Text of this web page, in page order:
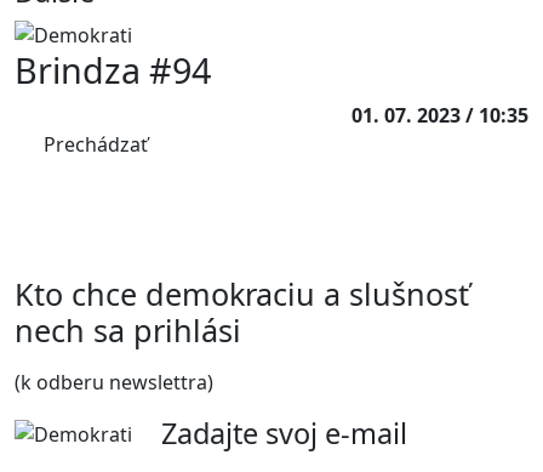
Prechádzať
Brindza #94
01. 07. 2023 / 10:35
Kto chce demokraciu a slušnosť
nech sa prihlási
(k odberu newslettra)
Zadajte svoj e-mail